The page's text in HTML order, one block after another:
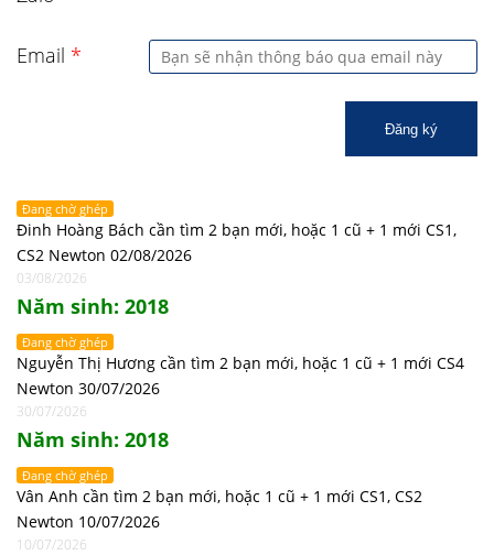
Email *
Đăng ký
Đang chờ ghép
Đinh Hoàng Bách cần tìm 2 bạn mới, hoặc 1 cũ + 1 mới CS1,
CS2 Newton 02/08/2026
03/08/2026
Năm sinh: 2018
Đang chờ ghép
Nguyễn Thị Hương cần tìm 2 bạn mới, hoặc 1 cũ + 1 mới CS4
Newton 30/07/2026
30/07/2026
Năm sinh: 2018
Đang chờ ghép
Vân Anh cần tìm 2 bạn mới, hoặc 1 cũ + 1 mới CS1, CS2
Newton 10/07/2026
10/07/2026